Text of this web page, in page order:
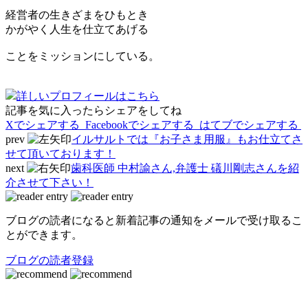
経営者の生きざまをひもとき
かがやく人生を仕立てあげる
ことをミッションにしている。
詳しいプロフィールはこちら
記事を気に入ったらシェアをしてね
Xでシェアする Facebookでシェアする
はてブでシェアする
prev
イルサルトでは『お子さま用服』もお仕立てさ
せて頂いております！
next
歯科医師 中村諭さん,弁護士 礒川剛志さんを紹
介させて下さい！
ブログの読者になると新着記事の通知をメールで受け取るこ
とができます。
ブログの読者登録